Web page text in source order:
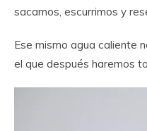
sacamos, escurrimos y
Ese mismo agua caliente
el que después haremos